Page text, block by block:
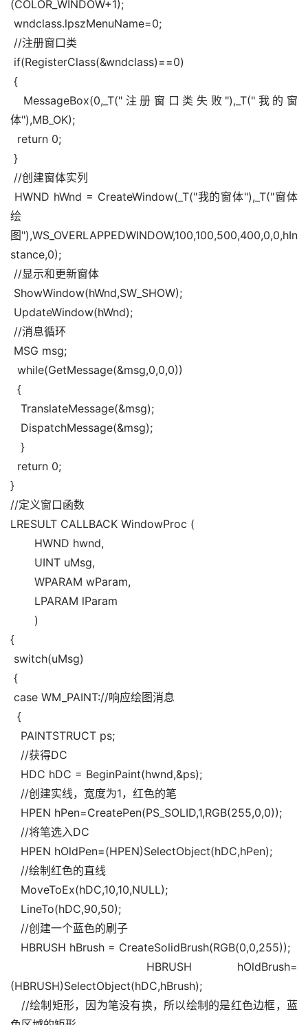
(COLOR_WINDOW+1);
wndclass.lpszMenuName=0;
//注册窗口类
if(RegisterClass(&wndclass)==0)
{
MessageBox(0,_T("注册窗口类失败"),_T("我的窗
体"),MB_OK);
return 0;
}
//创建窗体实列
HWND hWnd = CreateWindow(_T("我的窗体"),_T("窗体
绘
图"),WS_OVERLAPPEDWINDOW,100,100,500,400,0,0,hIn
stance,0);
//显示和更新窗体
ShowWindow(hWnd,SW_SHOW);
UpdateWindow(hWnd);
//消息循环
MSG msg;
while(GetMessage(&msg,0,0,0))
{
TranslateMessage(&msg);
DispatchMessage(&msg);
}
return 0;
}
//定义窗口函数
LRESULT CALLBACK WindowProc (
HWND hwnd,
UINT uMsg,
WPARAM wParam,
LPARAM lParam
)
{
switch(uMsg)
{
case WM_PAINT://响应绘图消息
{
PAINTSTRUCT ps;
//获得DC
HDC hDC = BeginPaint(hwnd,&ps);
//创建实线，宽度为1，红色的笔
HPEN hPen=CreatePen(PS_SOLID,1,RGB(255,0,0));
//将笔选入DC
HPEN hOldPen=(HPEN)SelectObject(hDC,hPen);
//绘制红色的直线
MoveToEx(hDC,10,10,NULL);
LineTo(hDC,90,50);
//创建一个蓝色的刷子
HBRUSH hBrush = CreateSolidBrush(RGB(0,0,255));
HBRUSH hOldBrush=
(HBRUSH)SelectObject(hDC,hBrush);
//绘制矩形，因为笔没有换，所以绘制的是红色边框，蓝